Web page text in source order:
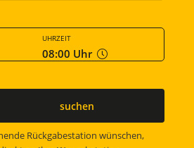
UHRZEIT
08:00 Uhr
suchen
Rückgabestation wünschen,